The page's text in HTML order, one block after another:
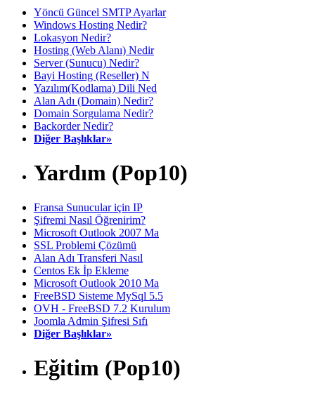
Yöncü Güncel SMTP Ayarlar
Windows Hosting Nedir?
Lokasyon Nedir?
Hosting (Web Alanı) Nedir
Server (Sunucu) Nedir?
Bayi Hosting (Reseller) N
Yazılım(Kodlama) Dili Ned
Alan Adı (Domain) Nedir?
Domain Sorgulama Nedir?
Backorder Nedir?
Diğer Başlıklar»
Yardım (Pop10)
Fransa Sunucular için IP
Şifremi Nasıl Öğrenirim?
Microsoft Outlook 2007 Ma
SSL Problemi Çözümü
Alan Adı Transferi Nasıl
Centos Ek İp Ekleme
Microsoft Outlook 2010 Ma
FreeBSD Sisteme MySql 5.5
OVH - FreeBSD 7.2 Kurulum
Joomla Admin Şifresi Sıfı
Diğer Başlıklar»
Eğitim (Pop10)